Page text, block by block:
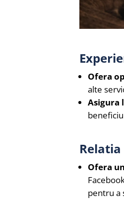
Ofera
alte
Asigura
Ofera
pentru a